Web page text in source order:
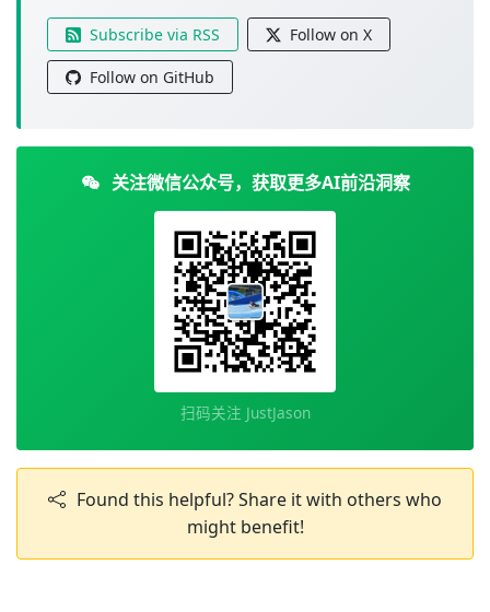
Subscribe via RSS Follow on X
Follow on GitHub
关注微信公众号，获取更多AI前沿洞察
扫码关注 JustJason
Found this helpful? Share it with others who
might benefit!